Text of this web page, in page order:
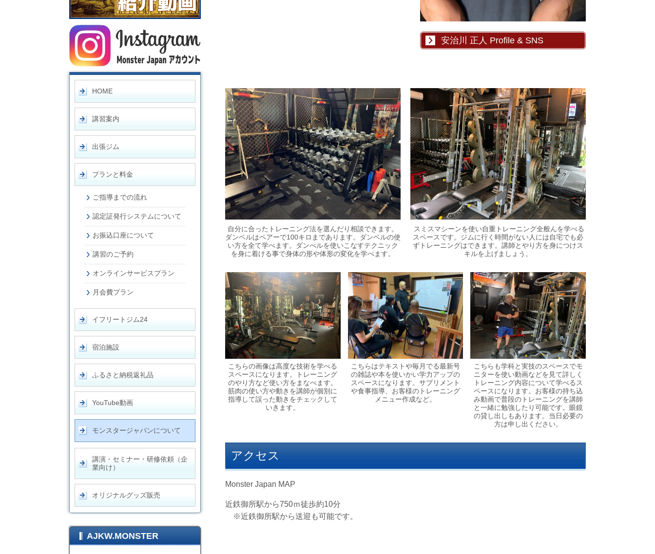
安治川 正人 Profile & SNS
自分に合ったトレーニング法を選んだり相談できます。
ダンベルはペアーで100キロまであります。ダンベルの使
い方を全て学べます。ダンべルを使いこなすテクニック
を身に着ける事で身体の形や体形の変化を学べます。
スミスマシーンを使い自重トレーニング全般んを学べる
スペースです。ジムに行く時間がない人には自宅でも必
ずトレーニングはできます。講師とやり方を身につけス
キルを上げましょう。
こちらの画像は高度な技術を学べる
スペースになります。トレーニング
のやり方など使い方をまなべます。
筋肉の使い方や動きを講師が個別に
指導して誤った動きをチェックして
いきます。
こちらはテキストや毎月でる最新号
の雑誌や本を使いかい学力アップの
スペースになります。サプリメント
や食事指導、お客様のトレーニング
メニュー作成など。
こちらも学科と実技のスペースでモ
ニターを使い動画などを見て詳しく
トレーニング内容について学べるス
ペースになります。お客様の持ち込
み動画で普段のトレーニングを講師
と一緒に勉強したり可能です。眼鏡
の貸し出しもあります。当日必要の
方は申し出ください。
アクセス
Monster Japan MAP
近鉄御所駅から750ｍ徒歩約10分
※近鉄御所駅から送迎も可能です。
HOME
講習案内
出張ジム
プランと料金
ご指導までの流れ
認定証発行システムについて
お振込口座について
講習のご予約
オンラインサービスプラン
月会費プラン
イフリートジム24
宿泊施設
ふるさと納税返礼品
YouTube動画
モンスタージャパンについて
講演・セミナー・研修依頼（企
業向け）
オリジナルグッズ販売
AJKW.MONSTER